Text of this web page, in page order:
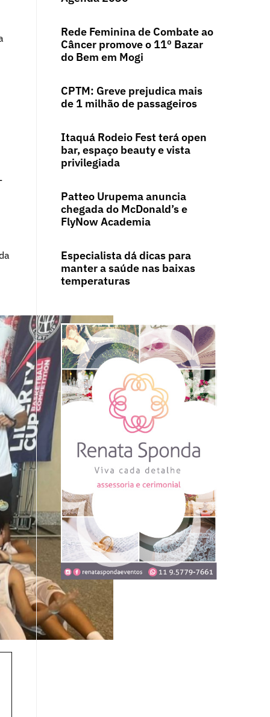
Rede Feminina de Combate ao
Câncer promove o 11º Bazar
do Bem em Mogi
CPTM: Greve prejudica mais
de 1 milhão de passageiros
Itaquá Rodeio Fest terá open
bar, espaço beauty e vista
privilegiada
Patteo Urupema anuncia
chegada do McDonald’s e
FlyNow Academia
Especialista dá dicas para
manter a saúde nas baixas
temperaturas